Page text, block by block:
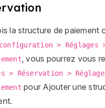
la structure de paiement
configuration > Réglages
, vous pourrez vous
> Réservation >
pour Ajouter une